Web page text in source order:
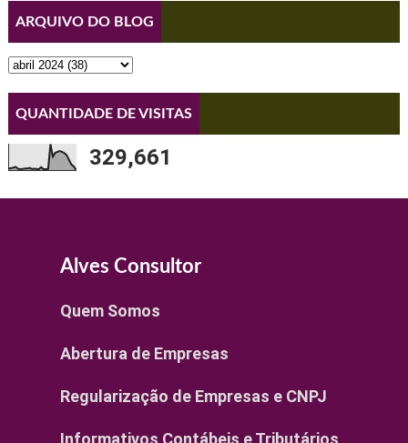
ARQUIVO DO BLOG
QUANTIDADE DE VISITAS
329,661
Alves Consultor
Quem Somos
Abertura de Empresas
Regularização de Empresas e CNPJ
Informativos Contábeis e Tributários